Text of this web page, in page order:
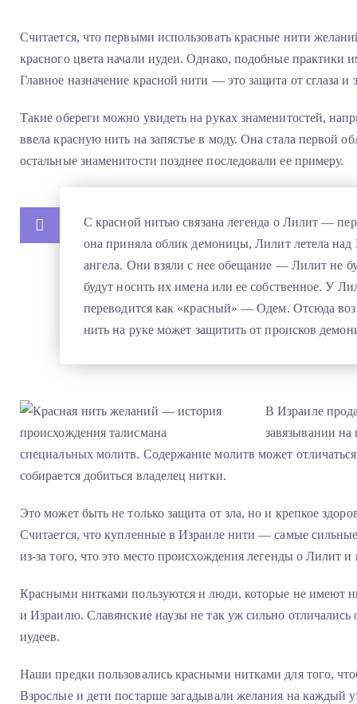
Считается, что первыми использовать красные нити
красного цвета начали иудеи. Однако, подобные
Главное назначение красной нити — это защита от сглаза и
Такие обереги можно увидеть на руках знаменитостей,
ввела красную нить на запястье в моду. Она стала первой
остальные знаменитости позднее последовали ее примеру.
С красной нитью связана легенда о Лилит —
она приняла облик демоницы, Лилит летела
ангела. Они взяли с нее обещание — Лилит не
будут носить их имена или ее собственное. У
переводится как «красный» — Одем. Отсюда
нить на руке может защитить от происков
В Израиле
завязывании на
специальных молитв. Содержание молитв может
собирается добиться владелец нитки.
Это может быть не только защита от зла, но и крепкое
Считается, что купленные в Израиле нити — самые
из-за того, что это место происхождения легенды о Лилит
Красными нитками пользуются и люди, которые не имеют
и Израилю. Славянские наузы не так уж сильно отличались
иудеев.
Наши предки пользовались красными нитками для того,
Взрослые и дети постарше загадывали желания на каждый